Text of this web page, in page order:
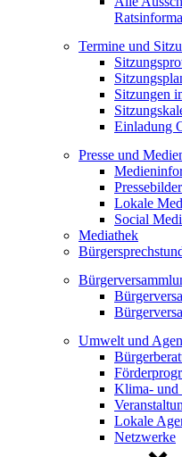
Termine und
Sitzungen
Einladung
Presse und
Pressebilder
Lokale
Social
Mediathek
Umwelt und
Klima- und
Lokale
Netzwerke